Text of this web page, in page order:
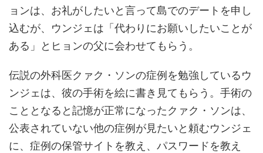
ョンは、お礼がしたいと言って島でのデートを申し
込むが、ウンジェは「代わりにお願いしたいことが
ある」とヒョンの父に会わせてもらう。
伝説の外科医クァク・ソンの症例を勉強しているウ
ンジェは、彼の手術を絵に書き見てもらう。手術の
こととなると記憶が正常になったクァク・ソンは、
公表されていない他の症例が見たいと頼むウンジェ
に、症例の保管サイトを教え、パスワードを教え